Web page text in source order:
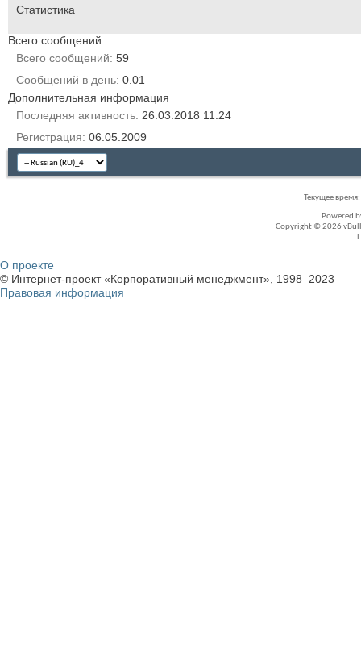
Статистика
Всего сообщений
Всего сообщений 59
Сообщений в день 0.01
Дополнительная информация
Последняя активность 26.03.2018 11:24
Регистрация 06.05.2009
Текущее время:
Powered
Copyright © 2026
О проекте
© Интернет-проект «Корпоративный менеджмент», 1998–2023
Правовая информация